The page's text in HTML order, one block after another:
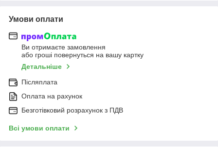
Умови оплати
Ви отримаєте замовлення
або гроші повернуться на вашу картку
Детальніше
Післяплата
Оплата на рахунок
Безготівковий розрахунок з ПДВ
Всі умови оплати